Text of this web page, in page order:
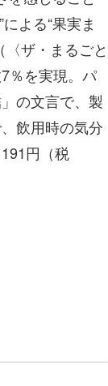
よる“果実ま
ザ・まるごと
％を実現。パ
の文言で、製
飲用時の気分
円（税